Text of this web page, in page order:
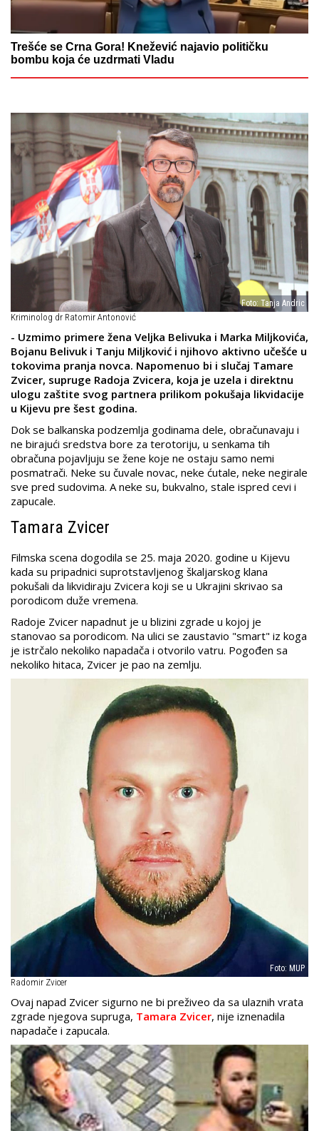
Trešće se Crna Gora! Knežević najavio političku
bombu koja će uzdrmati Vladu
Foto: Tanja Andric
Kriminolog dr Ratomir Antonović
- Uzmimo primere žena Veljka Belivuka i Marka Miljkovića,
Bojanu Belivuk i Tanju Miljković i njihovo aktivno učešće u
tokovima pranja novca. Napomenuo bi i slučaj Tamare
Zvicer, supruge Radoja Zvicera, koja je uzela i direktnu
ulogu zaštite svog partnera prilikom pokušaja likvidacije
u Kijevu pre šest godina.
Dok se balkanska podzemlja godinama dele, obračunavaju i
ne birajući sredstva bore za terotoriju, u senkama tih
obračuna pojavljuju se žene koje ne ostaju samo nemi
posmatrači. Neke su čuvale novac, neke ćutale, neke negirale
sve pred sudovima. A neke su, bukvalno, stale ispred cevi i
zapucale.
Tamara Zvicer
Filmska scena dogodila se 25. maja 2020. godine u Kijevu
kada su pripadnici suprotstavljenog škaljarskog klana
pokušali da likvidiraju Zvicera koji se u Ukrajini skrivao sa
porodicom duže vremena.
Radoje Zvicer napadnut je u blizini zgrade u kojoj je
stanovao sa porodicom. Na ulici se zaustavio "smart" iz koga
je istrčalo nekoliko napadača i otvorilo vatru. Pogođen sa
nekoliko hitaca, Zvicer je pao na zemlju.
Foto: MUP
Radomir Zvicer
Ovaj napad Zvicer sigurno ne bi preživeo da sa ulaznih vrata
zgrade njegova supruga, Tamara Zvicer, nije iznenadila
napadače i zapucala.